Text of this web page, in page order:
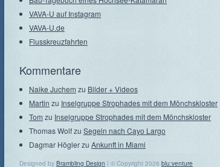
VAVA-U auf Instagram
VAVA-U.de
Flusskreuzfahrten
Kommentare
Naike Juchemzu Bilder + Videos
Martin zu Inselgruppe Strophades mit dem Mönchskloster
Tom zu Inselgruppe Strophades mit dem Mönchskloster
Thomas Wolfzu Segeln nach Cayo Largo
Dagmar Höglerzu Ankunft in Miami
Designed by Brambling Design | © Copyright 2026 blu:venture